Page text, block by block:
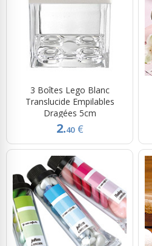
3 Boîtes Lego Blanc
Translucide Empilables
Dragées 5cm
2.40 €